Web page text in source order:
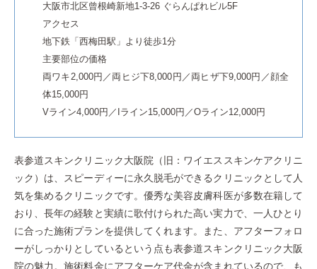
大阪市北区曾根崎新地1-3-26 ぐらんぱれビル5F
アクセス
地下鉄「西梅田駅」より徒歩1分
主要部位の価格
両ワキ2,000円／両ヒジ下8,000円／両ヒザ下9,000円／顔全
体15,000円
Vライン4,000円／Iライン15,000円／Oライン12,000円
表参道スキンクリニック大阪院（旧：ワイエススキンケアクリニ
ック）は、スピーディーに永久脱毛ができるクリニックとして人
気を集めるクリニックです。優秀な美容皮膚科医が多数在籍して
おり、長年の経験と実績に歌付けられた高い実力で、一人ひとり
に合った施術プランを提供してくれます。また、アフターフォロ
ーがしっかりとしているという点も表参道スキンクリニック大阪
院の魅力。施術料金にアフターケア代金が含まれているので、も